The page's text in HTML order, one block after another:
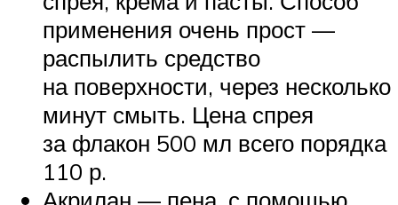
применения очень прост —
распылить средство
на поверхности, через несколько
минут смыть. Цена спрея
за флакон 500 мл всего порядка
110 р.